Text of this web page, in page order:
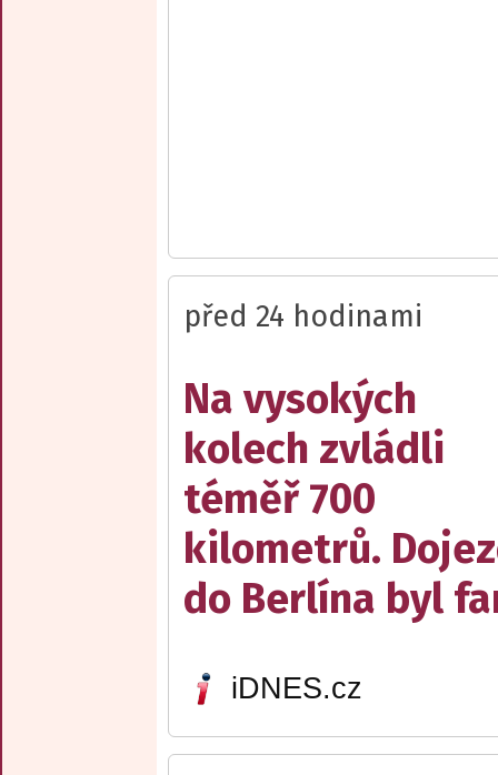
před 24 hodinami
Na vysokých
kolech zvládli
téměř 700
kilometrů.
do Berlína byl
iDNES.cz